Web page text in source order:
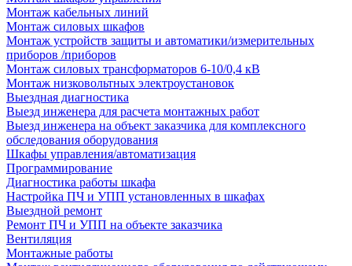
Монтаж кабельных линий
Монтаж силовых шкафов
Монтаж устройств защиты и автоматики/измерительных
приборов /приборов
Монтаж силовых трансформаторов 6-10/0,4 кВ
Монтаж низковольтных электроустановок
Выездная диагностика
Выезд инженера для расчета монтажных работ
Выезд инженера на объект заказчика для комплексного
обследования оборудования
Шкафы управления/автоматизация
Программирование
Диагностика работы шкафа
Настройка ПЧ и УПП установленных в шкафах
Выездной ремонт
Ремонт ПЧ и УПП на объекте заказчика
Вентиляция
Монтажные работы